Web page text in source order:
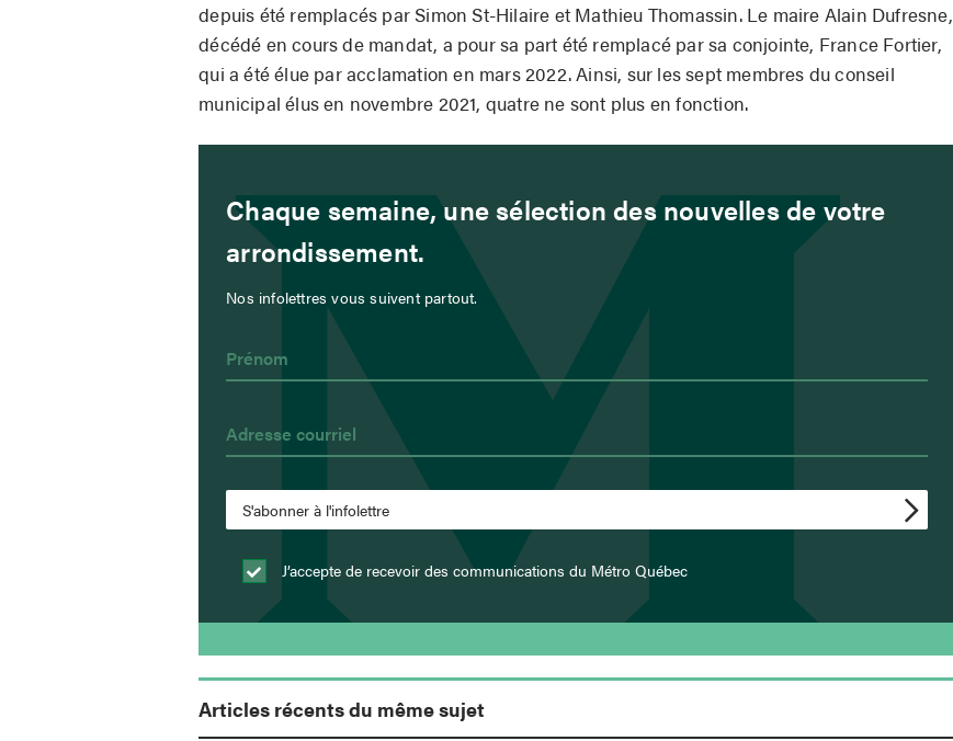
depuis été remplacés par Simon St-Hilaire et Mathieu Thomassin. Le maire Alain Dufresne,
décédé en cours de mandat, a pour sa part été remplacé par sa conjointe, France Fortier,
qui a été élue par acclamation en mars 2022. Ainsi, sur les sept membres du conseil
municipal élus en novembre 2021, quatre ne sont plus en fonction.
Chaque semaine, une sélection des nouvelles de votre
arrondissement.
Nos infolettres vous suivent partout.
J’accepte de recevoir des communications du Métro Québec
Articles récents du même sujet